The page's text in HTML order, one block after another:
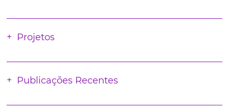
Projetos
Publicações Recentes